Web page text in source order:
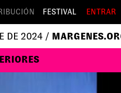
FESTIVAL ENTRAR
DE 2024 /